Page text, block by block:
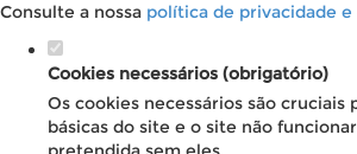
Consulte a nossa política de privacidade e
Cookies necessários (obrigatório)
Os cookies necessários são cruciais
básicas do site e o site não